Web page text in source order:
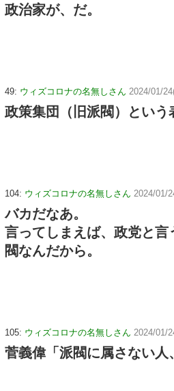
政治家が、だ。
49: ウィズコロナの名無しさん 2024/01/
政策集団（旧派閥）という
104: ウィズコロナの名無しさん 2024/01/
バカだなあ。
言ってしまえば、政党と言
閥なんだから。
105: ウィズコロナの名無しさん 2024/01/
菅義偉「派閥に属さない人